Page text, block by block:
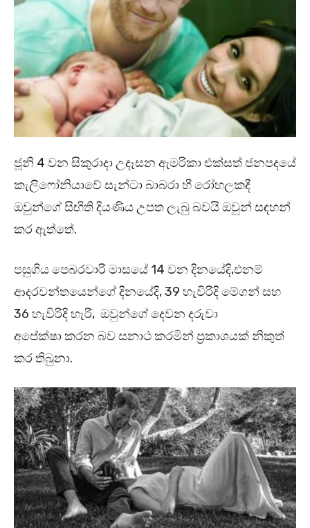
ජූනි 4 වන සිකුරාදා උදෑසන ඇමරිකා එක්සත් ජනපදයේ
කැලිෆෝනියාවේ සැන්ටා බාබරා හී රෝහලකදී
ඔවුන්ගේ සිඟිති දියණිය උපත ලැබු බවයි ඔවුන් සඳහන්
කර ඇත්තේ.
පසුගිය පෙබරවාරි මාසයේ 14 වන දිනයේදි,එනම්
ආදරවන්තයෙන්ගේ දිනයේදි, 39 හැවිරිදි මේගන් සහ
36 හැවිරිදි හැරී, ඔවුන්ගේ දෙවන දරුවා
අපේක්ෂා කරන බව සනාථ කරමින් ප්‍රකාශයක් නිකුත්
කර තිබුනා.